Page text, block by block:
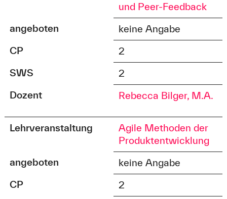
und Peer-Feedback
angeboten
keine Angabe
CP
2
SWS
2
Dozent
Rebecca Bilger, M.A.
Lehrveranstaltung
Agile Methoden der
Produktentwicklung
angeboten
keine Angabe
CP
2